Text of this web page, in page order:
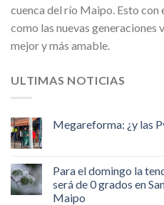
cuenca del río Maipo. Esto con
como las nuevas generaciones
mejor y más amable.
ULTIMAS NOTICIAS
Megareforma: ¿y las
Para el domingo la
será de 0 grados en
Maipo